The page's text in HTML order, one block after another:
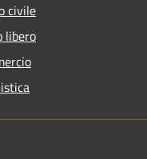
civile
libero